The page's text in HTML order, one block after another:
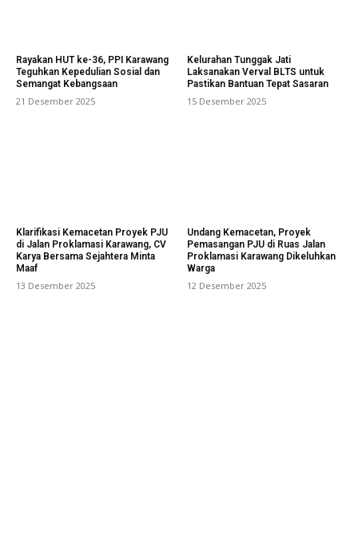
Rayakan HUT ke-36, PPI Karawang
Teguhkan Kepedulian Sosial dan
Semangat Kebangsaan
21 Desember 2025
Kelurahan Tunggak Jati
Laksanakan Verval BLTS untuk
Pastikan Bantuan Tepat Sasaran
15 Desember 2025
Klarifikasi Kemacetan Proyek PJU
di Jalan Proklamasi Karawang, CV
Karya Bersama Sejahtera Minta
Maaf
13 Desember 2025
Undang Kemacetan, Proyek
Pemasangan PJU di Ruas Jalan
Proklamasi Karawang Dikeluhkan
Warga
12 Desember 2025